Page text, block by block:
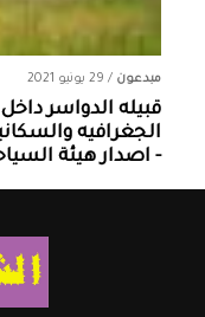
مبدعون / 29 يونيو 2021
قبيله الدواسر
الجغرافيه
- اصدار هيئة